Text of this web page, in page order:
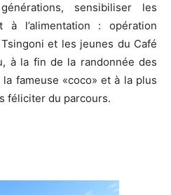
sensibiliser les
l’alimentation : opération
et les jeunes du Café
à la fin de la randonnée des
fameuse «coco» et à la plus
féliciter du parcours.